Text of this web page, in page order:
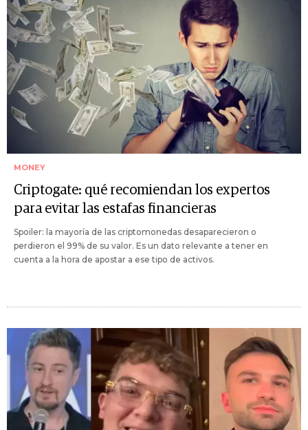
MONEY
Criptogate: qué recomiendan los expertos
para evitar las estafas financieras
Spoiler: la mayoría de las criptomonedas desaparecieron o
perdieron el 99% de su valor. Es un dato relevante a tener en
cuenta a la hora de apostar a ese tipo de activos.